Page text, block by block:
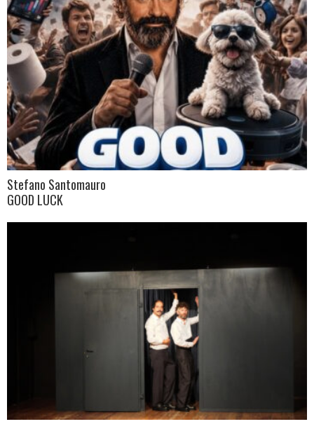
Stefano Santomauro
GOOD LUCK